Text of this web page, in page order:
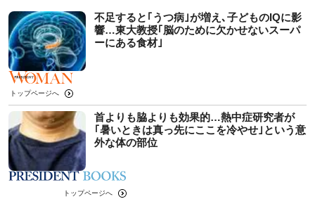
不足すると｢うつ病｣が増え､子どものIQに影
響…東大教授｢脳のために欠かせないスーパ
ーにある食材｣
トップページへ
首よりも脇よりも効果的…熱中症研究者が
｢暑いときは真っ先にここを冷やせ｣という意
外な体の部位
トップページへ